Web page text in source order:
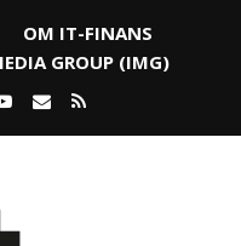
OM IT-FINANS
GROUP (IMG)